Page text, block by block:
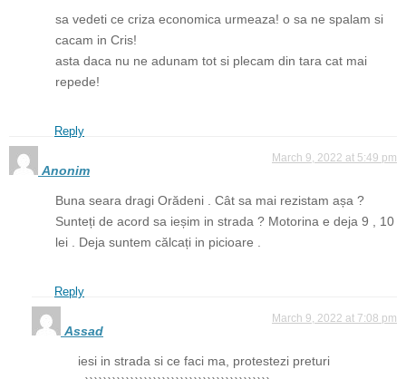
sa vedeti ce criza economica urmeaza! o sa ne spalam si
cacam in Cris!
asta daca nu ne adunam tot si plecam din tara cat mai
repede!
Reply
Anonim
March 9, 2022 at 5:49 pm
Buna seara dragi Orădeni . Cât sa mai rezistam așa ?
Sunteți de acord sa ieșim in strada ? Motorina e deja 9 , 10
lei . Deja suntem călcați in picioare .
Reply
Assad
March 9, 2022 at 7:08 pm
iesi in strada si ce faci ma, protestezi preturi